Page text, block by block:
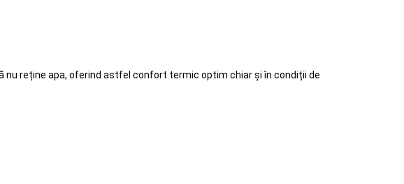
nu reține apa, oferind astfel confort termic optim chiar și în condiții de